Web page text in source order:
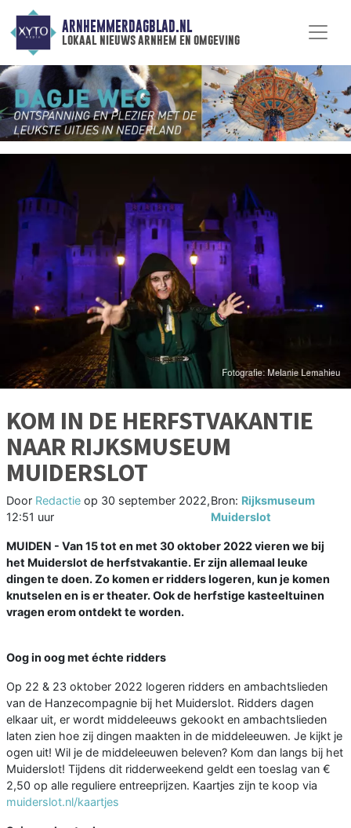
ARNHEMMERDAGBLAD.NL
lokaal nieuws arnhem en omgeving
KOM IN DE HERFSTVAKANTIE
NAAR RIJKSMUSEUM
MUIDERSLOT
Door Redactie op 30 september 2022,
12:51 uur
Bron: Rijksmuseum
Muiderslot
MUIDEN - Van 15 tot en met 30 oktober 2022 vieren we bij
het Muiderslot de herfstvakantie. Er zijn allemaal leuke
dingen te doen. Zo komen er ridders logeren, kun je komen
knutselen en is er theater. Ook de herfstige kasteeltuinen
vragen erom ontdekt te worden.
Oog in oog met échte ridders
Op 22 & 23 oktober 2022 logeren ridders en ambachtslieden
van de Hanzecompagnie bij het Muiderslot. Ridders dagen
elkaar uit, er wordt middeleeuws gekookt en ambachtslieden
laten zien hoe zij dingen maakten in de middeleeuwen. Je kijkt je
ogen uit! Wil je de middeleeuwen beleven? Kom dan langs bij het
Muiderslot! Tijdens dit ridderweekend geldt een toeslag van €
2,50 op alle reguliere entreeprijzen. Kaartjes zijn te koop via
muiderslot.nl/kaartjes